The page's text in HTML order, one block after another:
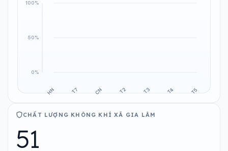
CHẤT LƯỢNG KHÔNG KHÍ XÃ GIA LÂM
51